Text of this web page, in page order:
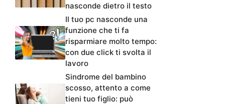
nasconde dietro il testo
Il tuo pc nasconde una
funzione che ti fa
risparmiare molto tempo:
con due click ti svolta il
lavoro
Sindrome del bambino
scosso, attento a come
tieni tuo figlio: può